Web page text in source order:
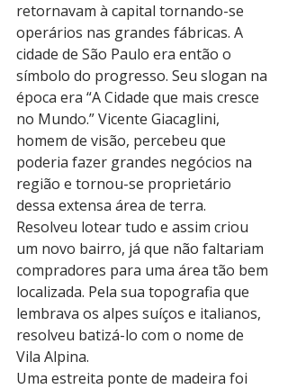
retornavam à capital tornando-­se
operários nas grandes fábricas. A
cidade de São Paulo era então o
símbolo do progresso. Seu slogan na
época era “A Cidade que mais cresce
no Mundo.” Vicente Giacaglini,
homem de visão, percebeu que
poderia fazer grandes negócios na
região e tornou-se proprietário
dessa extensa área de terra.
Resolveu lotear tudo e assim criou
um novo bairro, já que não faltariam
compradores para uma área tão bem
localizada. Pela sua topografia que
lembrava os alpes suíços e italianos,
resolveu batizá-­lo com o nome de
Vila Alpina.
Uma estreita ponte de madeira foi